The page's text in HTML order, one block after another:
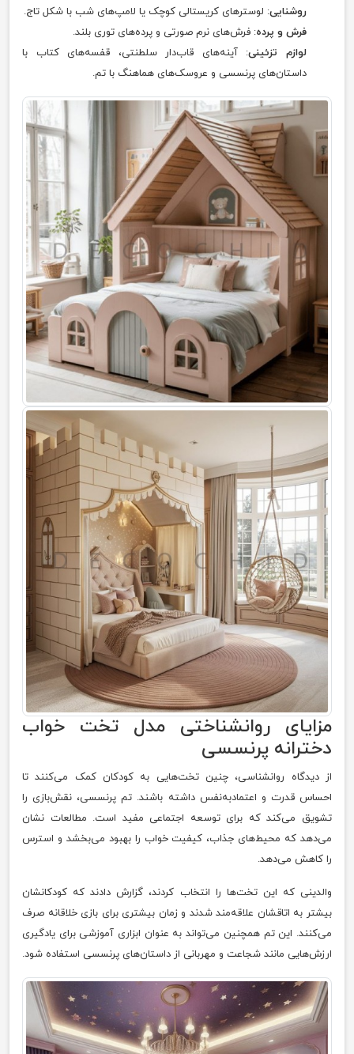
روشنایی: لوسترهای کریستالی کوچک یا لامپ‌های شب با شکل تاج.
فرش و پرده: فرش‌های نرم صورتی و پرده‌های توری بلند.
لوازم تزئینی: آینه‌های قاب‌دار سلطنتی، قفسه‌های کتاب با
داستان‌های پرنسسی و عروسک‌های هماهنگ با تم.
مزایای روانشناختی مدل تخت خواب
دخترانه پرنسسی
از دیدگاه روانشناسی، چنین تخت‌هایی به کودکان کمک می‌کنند تا
احساس قدرت و اعتمادبه‌نفس داشته باشند. تم پرنسسی، نقش‌بازی را
تشویق می‌کند که برای توسعه اجتماعی مفید است. مطالعات نشان
می‌دهد که محیط‌های جذاب، کیفیت خواب را بهبود می‌بخشد و استرس
را کاهش می‌دهد.
والدینی که این تخت‌ها را انتخاب کردند، گزارش دادند که کودکانشان
بیشتر به اتاقشان علاقه‌مند شدند و زمان بیشتری برای بازی خلاقانه صرف
می‌کنند. این تم همچنین می‌تواند به عنوان ابزاری آموزشی برای یادگیری
ارزش‌هایی مانند شجاعت و مهربانی از داستان‌های پرنسسی استفاده شود.